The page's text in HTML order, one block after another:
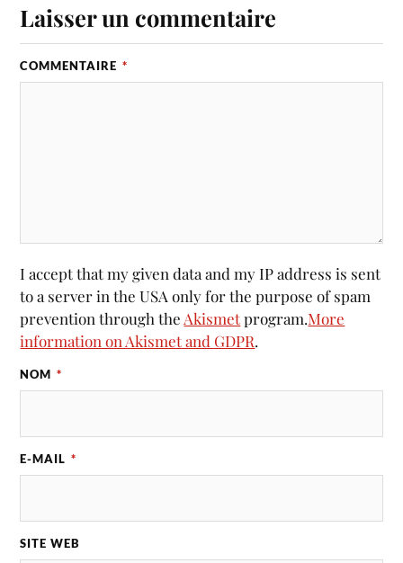
Laisser un commentaire
COMMENTAIRE *
I accept that my given data and my IP address is sent
to a server in the USA only for the purpose of spam
prevention through the Akismetprogram.More
information on Akismet and GDPR.
NOM *
E-MAIL *
SITE WEB